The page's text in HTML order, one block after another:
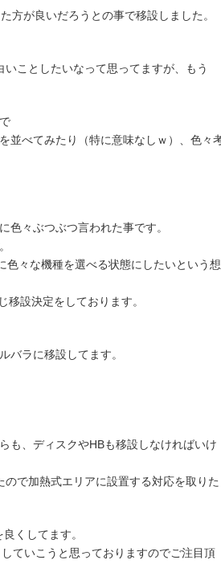
方が良いだろうとの事で移設しました。
ことしたいなって思ってますが、もう
並べてみたり（特に意味なしｗ）、色々
色々ぶつぶつ言われた事です。
々な機種を選べる状態にしたいという想
設決定をしております。
バラに移設してます。
も、ディスクやHBも移設しなければいけ
で加熱式エリアに設置する対応を取りた
くしてます。
ていこうと思っておりますのでご注目頂